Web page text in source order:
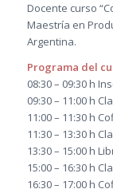
Docente curso
Maestría en
Argentina.
Programa del
08:30 – 09:30 h
09:30 – 11:00 h
11:00 – 11:30 h
11:30 – 13:30 h
13:30 – 15:00 h
15:00 – 16:30 h
16:30 – 17:00 h